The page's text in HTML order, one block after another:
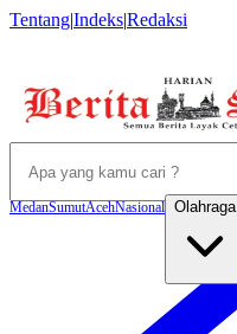
Tentang|Indeks|Redaksi
MedanSumutAcehNasional Olahraga